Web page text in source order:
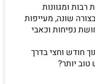
ומגוונות
שונה, מעייפות
נפיחות וכאבי
חודש וחצי בדרך
יותר?